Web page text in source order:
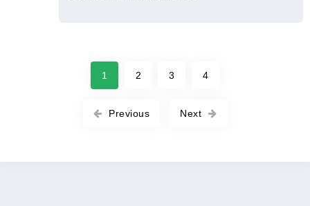
Previous
1 2 3 4
Next